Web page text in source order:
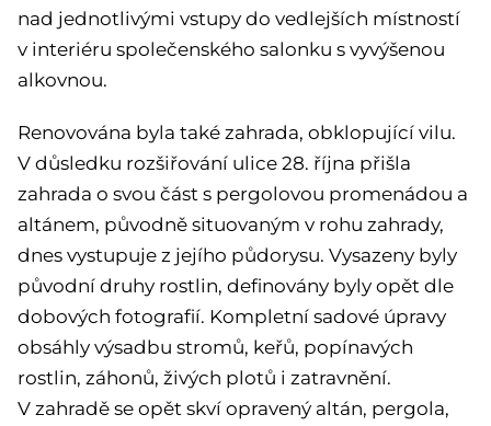
nad jednotlivými vstupy do vedlejších místností
v interiéru společenského salonku s vyvýšenou
alkovnou.
Renovována byla také zahrada, obklopující vilu.
V důsledku rozšiřování ulice 28. října přišla
zahrada o svou část s pergolovou promenádou a
altánem, původně situovaným v rohu zahrady,
dnes vystupuje z jejího půdorysu. Vysazeny byly
původní druhy rostlin, definovány byly opět dle
dobových fotografií. Kompletní sadové úpravy
obsáhly výsadbu stromů, keřů, popínavých
rostlin, záhonů, živých plotů i zatravnění.
V zahradě se opět skví opravený altán, pergola,